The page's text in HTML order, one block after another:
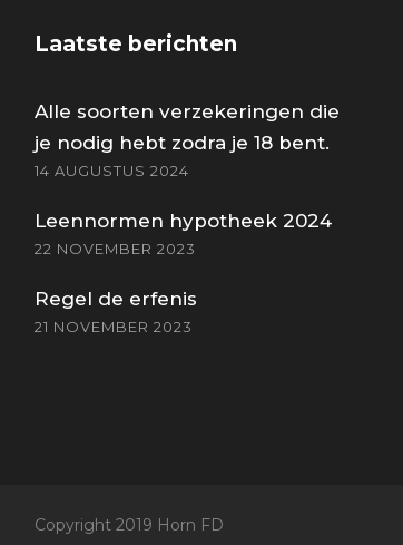
Laatste berichten
Alle soorten verzekeringen die
je nodig hebt zodra je 18 bent.
14 AUGUSTUS 2024
Leennormen hypotheek 2024
22 NOVEMBER 2023
Regel de erfenis
21 NOVEMBER 2023
Copyright 2019 Horn FD